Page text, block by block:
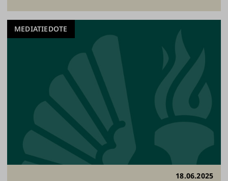
18.06.2025
MEDIATIEDOTE